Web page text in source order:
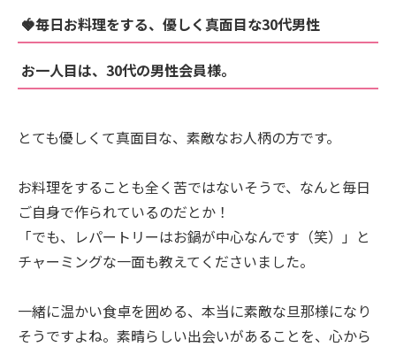
🍓毎日お料理をする、優しく真面目な30代男性
お一人目は、30代の男性会員様。
とても優しくて真面目な、素敵なお人柄の方です。
お料理をすることも全く苦ではないそうで、なんと毎日
ご自身で作られているのだとか！
「でも、レパートリーはお鍋が中心なんです（笑）」と
チャーミングな一面も教えてくださいました。
一緒に温かい食卓を囲める、本当に素敵な旦那様になり
そうですよね。素晴らしい出会いがあることを、心から